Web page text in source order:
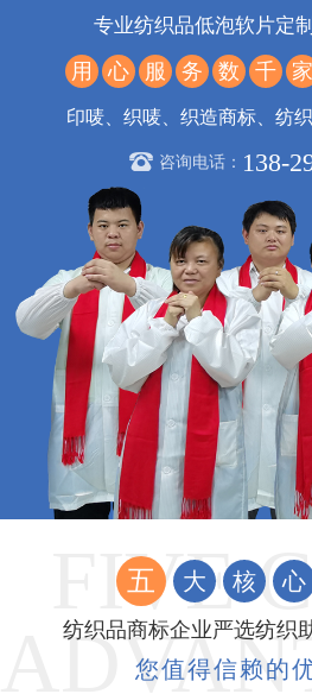
专业纺织品低泡软片定
用 心 服 务 数 千 家
印唛、织唛、织造商标、纺
咨询电话： 138-
五 大 核 心
纺织品商标企业严选纺织
您值得信赖的